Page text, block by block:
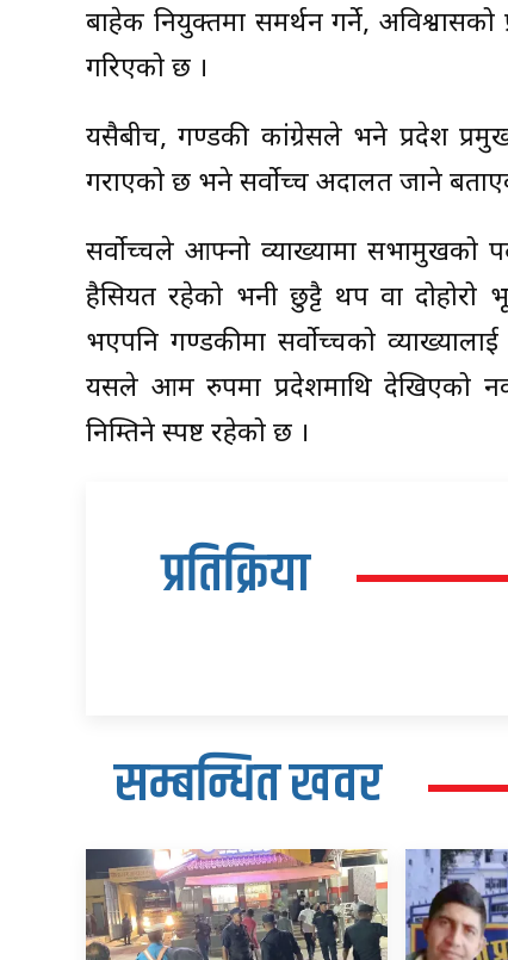
बाहेक नियुक्तमा समर्थन गर्ने,
गरिएको छ ।
यसैबीच, गण्डकी कांग्रेसले भने प्रदेश
गराएको छ भने सर्वोच्च अदालत जाने
सर्वोच्चले आफ्नो व्याख्यामा सभामुखको
हैसियत रहेको भनी छुट्टै थप वा दोहोरो
भएपनि गण्डकीमा सर्वोच्चको
यसले आम रुपमा प्रदेशमाथि देखिएको
निम्तिने स्पष्ट रहेको छ ।
प्रतिक्रिया
सम्बन्धित खवर